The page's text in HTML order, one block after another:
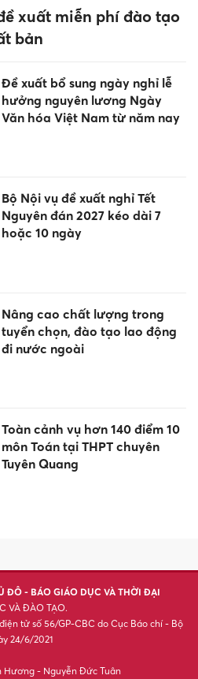
những điều này cuối năm 2026
"chiến thần dậy sớm", luôn
làm chủ cuộc đời
khởi tố vì liên quan đường dây
cá độ bóng đá
giảm điểm học sau sắp xếp
trường
Sắp xếp mạng lưới trường học
công lập ở Lâm Đồng với quy